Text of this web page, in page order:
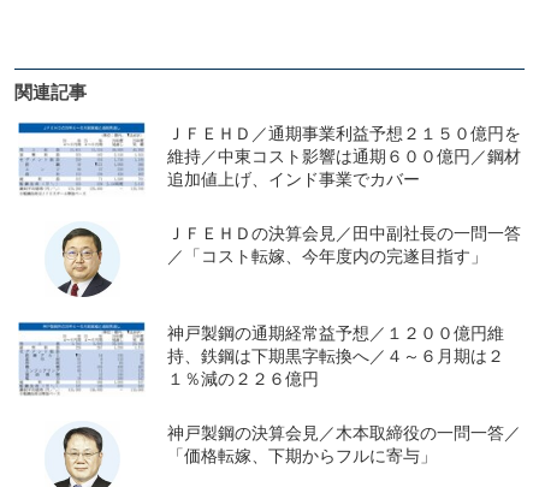
関連記事
ＪＦＥＨＤ／通期事業利益予想２１５０億円を
維持／中東コスト影響は通期６００億円／鋼材
追加値上げ、インド事業でカバー
ＪＦＥＨＤの決算会見／田中副社長の一問一答
／「コスト転嫁、今年度内の完遂目指す」
神戸製鋼の通期経常益予想／１２００億円維
持、鉄鋼は下期黒字転換へ／４～６月期は２
１％減の２２６億円
神戸製鋼の決算会見／木本取締役の一問一答／
「価格転嫁、下期からフルに寄与」